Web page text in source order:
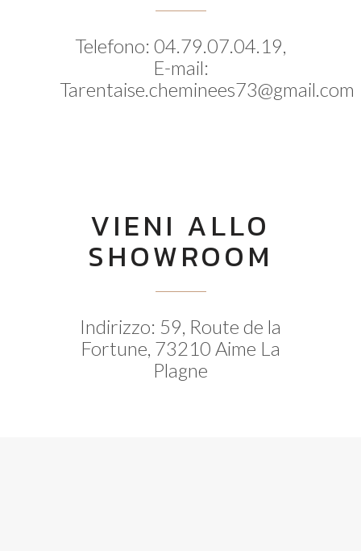
Telefono: 04.79.07.04.19,
E-mail:
Tarentaise.cheminees73@gmail.com
VIENI ALLO
SHOWROOM
Indirizzo: 59, Route de la
Fortune, 73210 Aime La
Plagne